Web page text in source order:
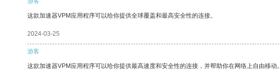
这款加速器VPM应用程序可以给你提供全球覆盖和最高安全性的连接。
2024-03-25
游客
这款加速器VPM应用程序可以给你提供最高速度和安全性的连接，并帮助你在网络上自由移动。